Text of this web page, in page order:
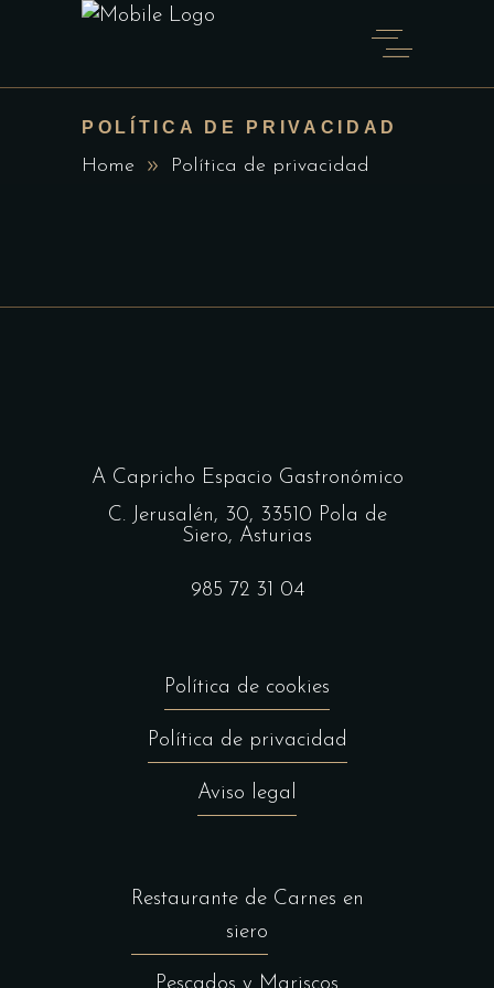
POLÍTICA DE PRIVACIDAD
Home Política de privacidad
A Capricho Espacio Gastronómico
C. Jerusalén, 30, 33510 Pola de
Siero, Asturias
985 72 31 04
Política de cookies
Política de privacidad
Aviso legal
Restaurante de Carnes en
siero